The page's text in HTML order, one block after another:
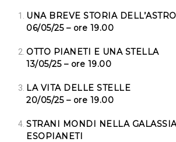
UNA BREVE STORIA
06/05/25 – ore 19.00
OTTO PIANETI E UNA STELLA
13/05/25 – ore 19.00
LA VITA DELLE STELLE
20/05/25 – ore 19.00
STRANI MONDI NELLA
ESOPIANETI